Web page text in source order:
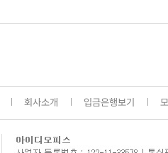
회사소개 입금은행보기